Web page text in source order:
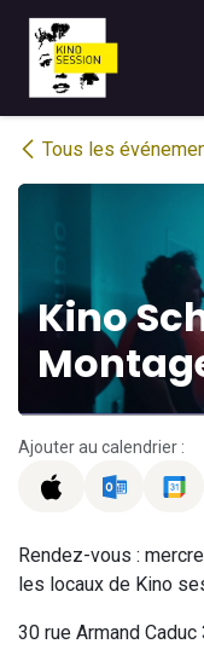
Se rendre au contenu
Tous les
Kino
Ajouter au calendrier :
Rendez-vous :
les locaux de Kino
30 rue Armand